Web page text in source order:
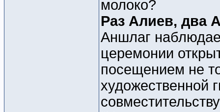
молоко?
Раз Алиев, два
Аншлаг
церемонии
посещением не
художественной